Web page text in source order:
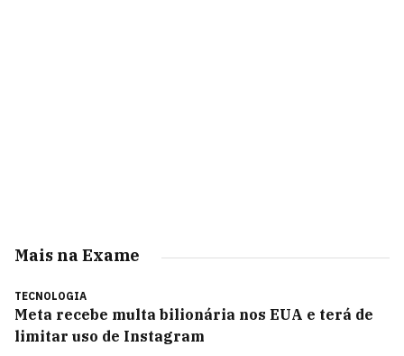
Mais na Exame
TECNOLOGIA
Meta recebe multa bilionária nos EUA e terá de
limitar uso de Instagram